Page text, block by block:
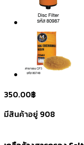
350.00฿
มีสินค้าอยู่ 908